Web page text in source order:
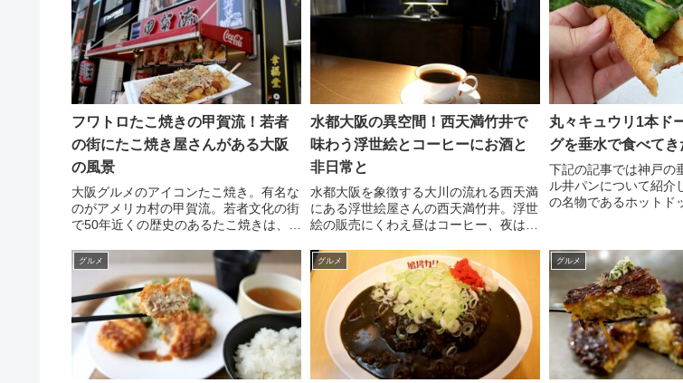
フワトロたこ焼きの甲賀流！若者
の街にたこ焼き屋さんがある大阪
の風景
大阪グルメのアイコンたこ焼き。有名な
のがアメリカ村の甲賀流。若者文化の街
で50年近くの歴史のあるたこ焼きは、フ
外にも実はイートインスペースもあり
水都大阪の異空間！西天満竹井で
味わう浮世絵とコーヒーにお酒と
非日常と
水都大阪を象徴する大川の流れる西天満
にある浮世絵屋さんの西天満竹井。浮世
絵の販売にくわえ昼はコーヒー、夜はお
営業中。また地下には異空間も広がるち
ょっと不思議なお店となっています
丸々キュウリ1本ド
グを垂水で食べてき
下記の記事では神戸の
ル井パンについて紹介
の名物であるホットド
しくはnoteの記事をご
グルメ グルメ グルメ